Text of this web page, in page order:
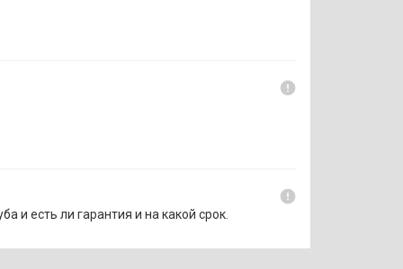
error
error
и есть ли гарантия и на какой срок.